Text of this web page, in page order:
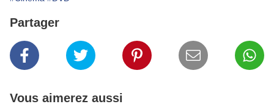
Partager
Vous aimerez aussi